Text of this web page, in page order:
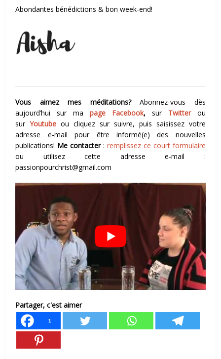
Abondantes bénédictions & bon week-end!
Vous aimez mes méditations?Abonnez-vous dès
aujourd’hui sur mapage Facebook, sur Twitter
ou
surYoutube ou cliquez sur suivre, puis saisissez votre
adresse e-mail pour être informé(e) des nouvelles
publications! Me contacter: remplissez ce court formulaire
ou utilisez cette adresse e-mail :
passionpourchrist@gmail.com
Partager, c'est aimer
1